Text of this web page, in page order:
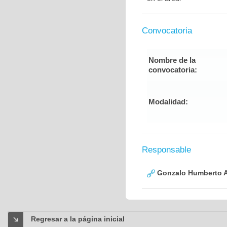
Convocatoria
Nombre de la
convocatoria:
Modalidad:
Responsable
Gonzalo Humberto
Regresar a la página inicial